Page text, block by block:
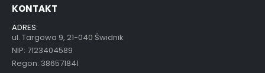
KONTAKT
ADRES:
ul. Targowa 9, 21-040 Świdnik
NIP: 7123404589
Regon: 386571841